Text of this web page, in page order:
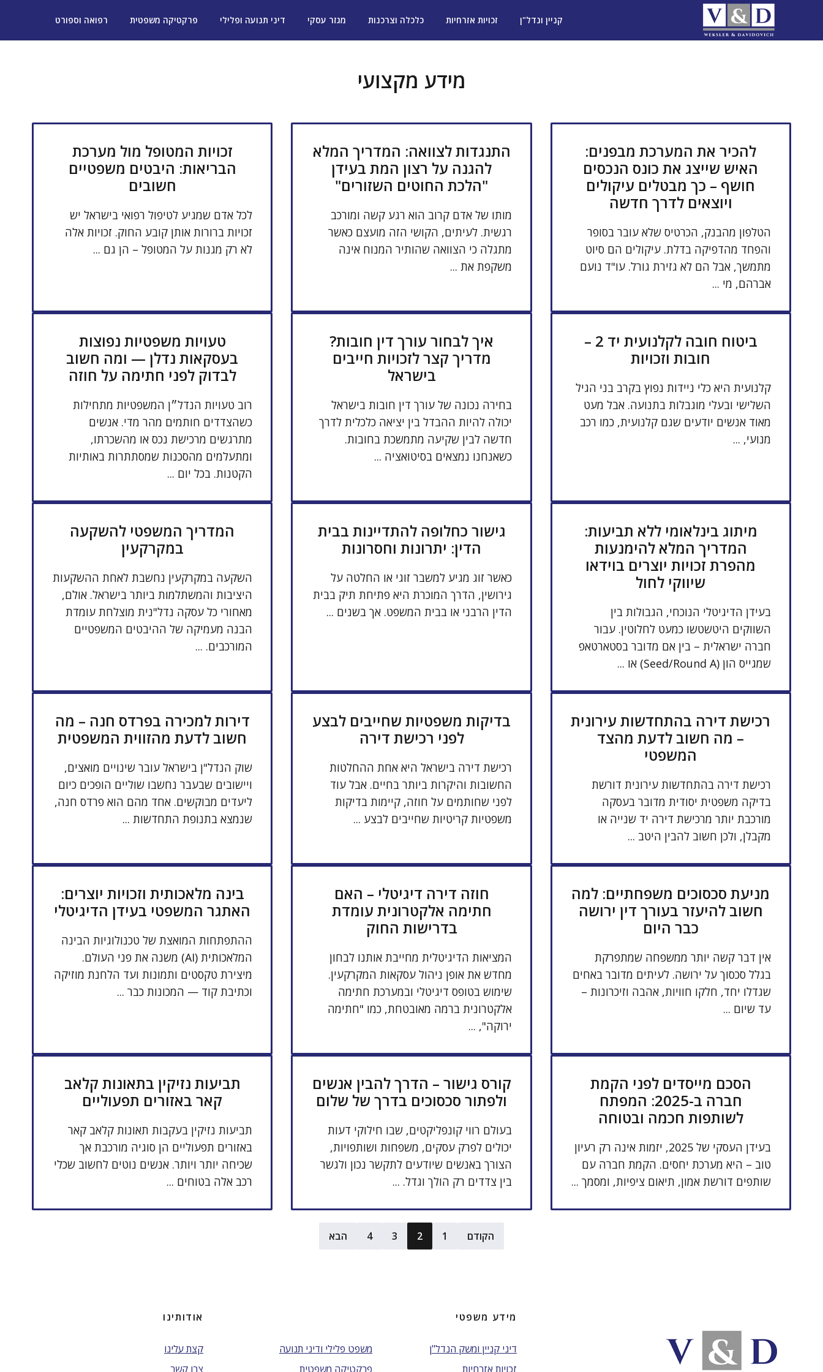
קניין ונדל"ן זכויות אזרחיות כלכלה וצרכנות מגזר עסקי דיני תנועה ופלילי פרקטיקה משפטית רפואה וספורט
מידע מקצועי
להכיר את המערכת מבפנים:
האיש שייצג את כונס הנכסים
חושף – כך מבטלים עיקולים
ויוצאים לדרך חדשה
הטלפון מהבנק, הכרטיס שלא עובר בסופר
והפחד מהדפיקה בדלת. עיקולים הם סיוט
מתמשך, אבל הם לא גזירת גורל. עו"ד נועם
אברהם, מי ...
התנגדות לצוואה: המדריך המלא
להגנה על רצון המת בעידן
"הלכת החוטים השזורים"
מותו של אדם קרוב הוא רגע קשה ומורכב
רגשית. לעיתים, הקושי הזה מועצם כאשר
מתגלה כי הצוואה שהותיר המנוח אינה
משקפת את ...
זכויות המטופל מול מערכת
הבריאות: היבטים משפטיים
חשובים
לכל אדם שמגיע לטיפול רפואי בישראל יש
זכויות ברורות אותן קובע החוק. זכויות אלה
לא רק מגנות על המטופל – הן גם ...
ביטוח חובה לקלנועית יד 2 –
חובות וזכויות
קלנועית היא כלי ניידות נפוץ בקרב בני הגיל
השלישי ובעלי מוגבלות בתנועה. אבל מעט
מאוד אנשים יודעים שגם קלנועית, כמו רכב
מנועי, ...
איך לבחור עורך דין חובות?
מדריך קצר לזכויות חייבים
בישראל
בחירה נכונה של עורך דין חובות בישראל
יכולה להיות ההבדל בין יציאה כלכלית לדרך
חדשה לבין שקיעה מתמשכת בחובות.
כשאנחנו נמצאים בסיטואציה ...
טעויות משפטיות נפוצות
בעסקאות נדלן — ומה חשוב
לבדוק לפני חתימה על חוזה
רוב טעויות הנדל״ן המשפטיות מתחילות
כשהצדדים חותמים מהר מדי. אנשים
מתרגשים מרכישת נכס או מהשכרתו,
ומתעלמים מהסכנות שמסתתרות באותיות
הקטנות. בכל יום ...
מיתוג בינלאומי ללא תביעות:
המדריך המלא להימנעות
מהפרת זכויות יוצרים בוידאו
שיווקי לחול
בעידן הדיגיטלי הנוכחי, הגבולות בין
השווקים היטשטשו כמעט לחלוטין. עבור
חברה ישראלית – בין אם מדובר בסטארטאפ
שמגייס הון (Seed/Round A) או ...
גישור כחלופה להתדיינות בבית
הדין: יתרונות וחסרונות
כאשר זוג מגיע למשבר זוגי או החלטה על
גירושין, הדרך המוכרת היא פתיחת תיק בבית
הדין הרבני או בבית המשפט. אך בשנים ...
המדריך המשפטי להשקעה
במקרקעין
השקעה במקרקעין נחשבת לאחת ההשקעות
היציבות והמשתלמות ביותר בישראל. אולם,
מאחורי כל עסקה נדל"נית מוצלחת עומדת
הבנה מעמיקה של ההיבטים המשפטיים
המורכבים. ...
רכישת דירה בהתחדשות עירונית
– מה חשוב לדעת מהצד
המשפטי
רכישת דירה בהתחדשות עירונית דורשת
בדיקה משפטית יסודית מדובר בעסקה
מורכבת יותר מרכישת דירה יד שנייה או
מקבלן, ולכן חשוב להבין היטב ...
בדיקות משפטיות שחייבים לבצע
לפני רכישת דירה
רכישת דירה בישראל היא אחת ההחלטות
החשובות והיקרות ביותר בחיים. אבל עוד
לפני שחותמים על חוזה, קיימות בדיקות
משפטיות קריטיות שחייבים לבצע ...
דירות למכירה בפרדס חנה – מה
חשוב לדעת מהזווית המשפטית
שוק הנדל"ן בישראל עובר שינויים מואצים,
ויישובים שבעבר נחשבו שוליים הופכים כיום
ליעדים מבוקשים. אחד מהם הוא פרדס חנה,
שנמצא בתנופת התחדשות ...
מניעת סכסוכים משפחתיים: למה
חשוב להיעזר בעורך דין ירושה
כבר היום
אין דבר קשה יותר ממשפחה שמתפרקת
בגלל סכסוך על ירושה. לעיתים מדובר באחים
שגדלו יחד, חלקו חוויות, אהבה וזיכרונות –
עד שיום ...
חוזה דירה דיגיטלי – האם
חתימה אלקטרונית עומדת
בדרישות החוק
המציאות הדיגיטלית מחייבת אותנו לבחון
מחדש את אופן ניהול עסקאות המקרקעין.
שימוש בטופס דיגיטלי ובמערכת חתימה
אלקטרונית ברמה מאובטחת, כמו "חתימה
ירוקה", ...
בינה מלאכותית וזכויות יוצרים:
האתגר המשפטי בעידן הדיגיטלי
ההתפתחות המואצת של טכנולוגיות הבינה
המלאכותית (AI) משנה את פני העולם.
מיצירת טקסטים ותמונות ועד הלחנת מוזיקה
וכתיבת קוד — המכונות כבר ...
הסכם מייסדים לפני הקמת
חברה ב-2025: המפתח
לשותפות חכמה ובטוחה
בעידן העסקי של 2025, יזמות אינה רק רעיון
טוב – היא מערכת יחסים. הקמת חברה עם
שותפים דורשת אמון, תיאום ציפיות, ומסמך ...
קורס גישור – הדרך להבין אנשים
ולפתור סכסוכים בדרך של שלום
בעולם רווי קונפליקטים, שבו חילוקי דעות
יכולים לפרק עסקים, משפחות ושותפויות,
הצורך באנשים שיודעים לתקשר נכון ולגשר
בין צדדים רק הולך וגדל. ...
תביעות נזיקין בתאונות קלאב
קאר באזורים תפעוליים
תביעות נזיקין בעקבות תאונות קלאב קאר
באזורים תפעוליים הן סוגיה מורכבת אך
שכיחה יותר ויותר. אנשים נוטים לחשוב שכלי
רכב אלה בטוחים ...
הקודם 1
2
3
4 הבא
מידע משפטי
דיני קניין ומשק הנדל"ן
זכויות אזרחיות
משפט פלילי ודיני תנועה
פרקטיקה משפטית
אודותינו
קצת עלינו
צרו קשר